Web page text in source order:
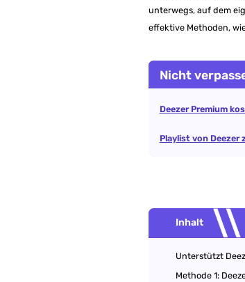
unterwegs, auf dem
effektive Methoden,
Nicht
Deezer Premium
Playlist von Deezer
Inhalt
Unterstützt
Methode 1: